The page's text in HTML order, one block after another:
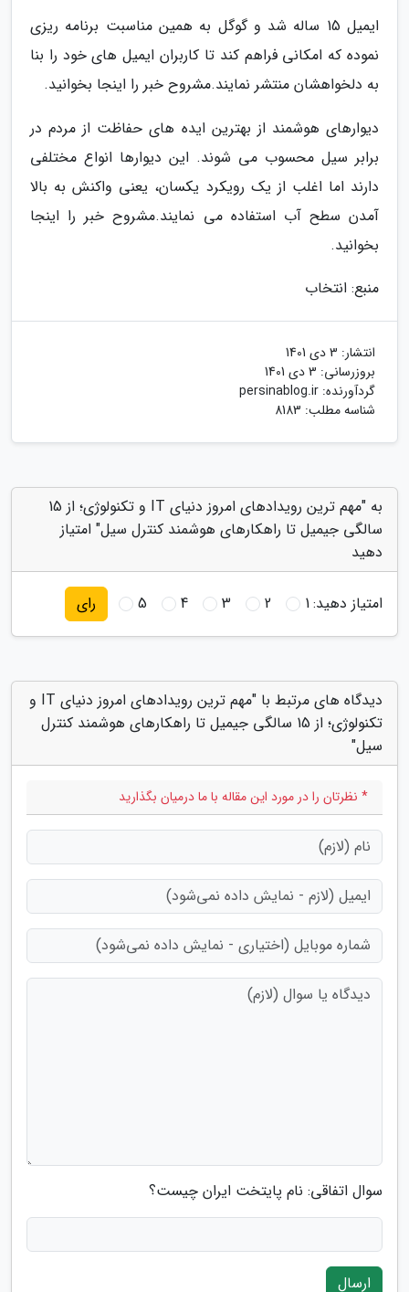
ایمیل 15 ساله شد و گوگل به همین مناسبت برنامه ریزی
نموده که امکانی فراهم کند تا کاربران ایمیل های خود را بنا
به دلخواهشان منتشر نمایند.مشروح خبر را اینجا بخوانید.
دیوارهای هوشمند از بهترین ایده های حفاظت از مردم در
برابر سیل محسوب می شوند. این دیوارها انواع مختلفی
دارند اما اغلب از یک رویکرد یکسان، یعنی واکنش به بالا
آمدن سطح آب استفاده می نمایند.مشروح خبر را اینجا
بخوانید.
منبع: انتخاب
انتشار: 3 دی 1401
بروزرسانی: 3 دی 1401
گردآورنده: persinablog.ir
شناسه مطلب: 8183
به "مهم ترین رویدادهای امروز دنیای IT و تکنولوژی؛ از 15
سالگی جیمیل تا راهکارهای هوشمند کنترل سیل" امتیاز
دهید
امتیاز دهید:1
2
3
4
5 رای
دیدگاه های مرتبط با "مهم ترین رویدادهای امروز دنیای IT و
تکنولوژی؛ از 15 سالگی جیمیل تا راهکارهای هوشمند کنترل
سیل"
* نظرتان را در مورد این مقاله با ما درمیان بگذارید
سوال اتفاقی: نام پایتخت ایران چیست؟
ارسال